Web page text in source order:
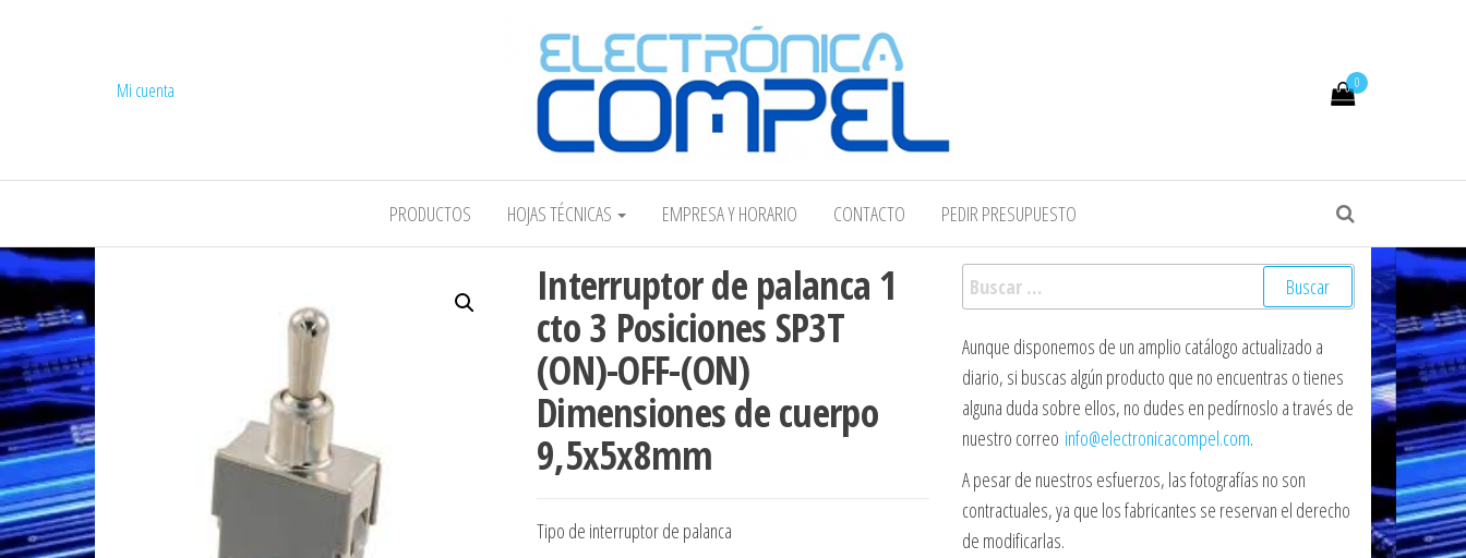
COMPEL Electrónica COMPEL
0
Mi cuenta
PRODUCTOS HOJAS TÉCNICAS EMPRESA Y HORARIO CONTACTO PEDIR PRESUPUESTO
Interruptor de palanca 1
cto 3 Posiciones SP3T
(ON)-OFF-(ON)
Dimensiones de cuerpo
9,5x5x8mm
Tipo de interruptor de palanca
Buscar:
Aunque disponemos de un amplio catálogo actualizado a
diario, si buscas algún producto que no encuentras o tienes
alguna duda sobre ellos, no dudes en pedírnoslo a través de
nuestro correo info@electronicacompel.com.
A pesar de nuestros esfuerzos, las fotografías no son
contractuales, ya que los fabricantes se reservan el derecho
de modificarlas.